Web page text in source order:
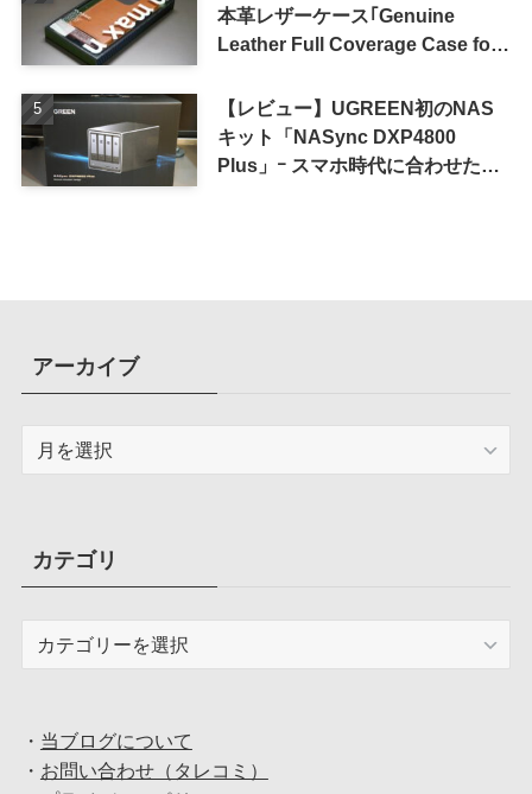
本革レザーケース｢Genuine
Leather Full Coverage Case for
【レビュー】UGREEN初のNAS
キット「NASync DXP4800
Plus」ｰ スマホ時代に合わせた設
アーカイブ
ブカテゴリ
・ 当ブログについて
・ お問い合わせ（タレコミ）